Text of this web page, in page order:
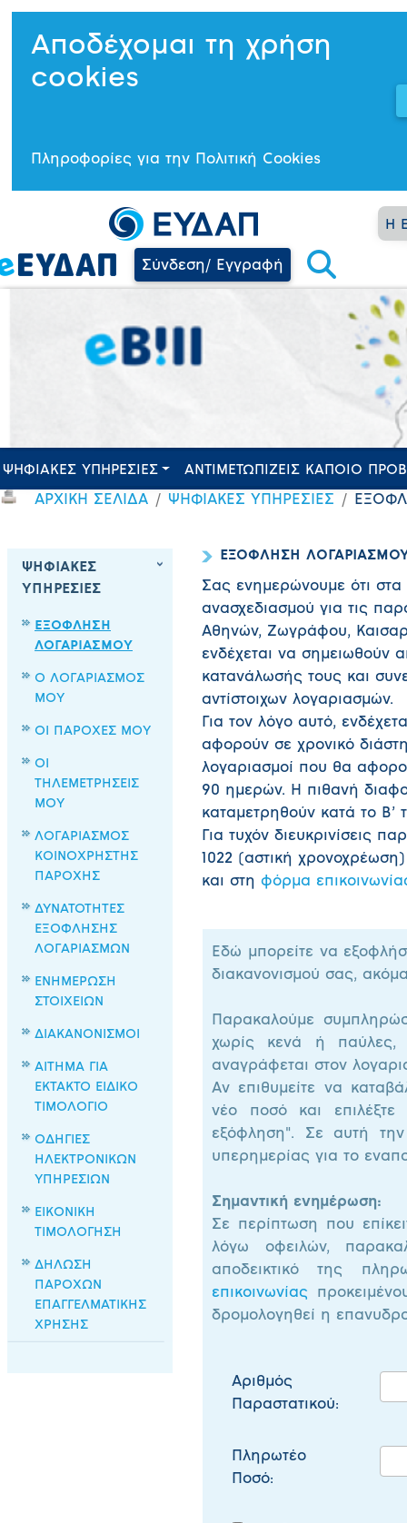
Αποδέχομαι τη χρήση
cookies
Πληροφορίες για την Πολιτική Cookies
Η
Σύνδεση/ Εγγραφή
ΨΗΦΙΑΚΕΣ ΥΠΗΡΕΣΙΕΣ ΑΝΤΙΜΕΤΩΠΙΖΕΙΣ ΚΑΠΟΙΟ
ΑΡΧΙΚΗ ΣΕΛΙΔΑ ΨΗΦΙΑΚΕΣ ΥΠΗΡΕΣΙΕΣ
ΨΗΦΙΑΚΕΣ
ΥΠΗΡΕΣΙΕΣ
ΕΞΟΦΛΗΣΗ
ΛΟΓΑΡΙΑΣΜΟΥ
Ο ΛΟΓΑΡΙΑΣΜΟΣ
ΜΟΥ
ΟΙ ΠΑΡΟΧΕΣ ΜΟΥ
ΟΙ
ΤΗΛΕΜΕΤΡΗΣΕΙΣ
ΜΟΥ
ΛΟΓΑΡΙΑΣΜΟΣ
ΚΟΙΝΟΧΡΗΣΤΗΣ
ΠΑΡΟΧΗΣ
ΔΥΝΑΤΟΤΗΤΕΣ
ΕΞΟΦΛΗΣΗΣ
ΛΟΓΑΡΙΑΣΜΩΝ
ΕΝΗΜΕΡΩΣΗ
ΣΤΟΙΧΕΙΩΝ
ΔΙΑΚΑΝΟΝΙΣΜΟΙ
ΑΙΤΗΜΑ ΓΙΑ
ΕΚΤΑΚΤΟ ΕΙΔΙΚΟ
ΤΙΜΟΛΟΓΙΟ
ΟΔΗΓΙΕΣ
ΗΛΕΚΤΡΟΝΙΚΩΝ
ΥΠΗΡΕΣΙΩΝ
ΕΙΚΟΝΙΚΗ
ΤΙΜΟΛΟΓΗΣΗ
ΔΗΛΩΣΗ
ΠΑΡΟΧΩΝ
ΕΠΑΓΓΕΛΜΑΤΙΚΗΣ
ΧΡΗΣΗΣ
ΕΞΟΦΛΗΣΗ
Σας ενημερώνουμε ότι στα
ανασχεδιασμού για τις
Αθηνών, Ζωγράφου,
ενδέχεται να σημειωθούν
κατανάλωσής τους και
αντίστοιχων λογαριασμών.
Για τον λόγο αυτό,
αφορούν σε χρονικό
λογαριασμοί που θα
90 ημερών. Η πιθανή
καταμετρηθούν κατά το Β’
Για τυχόν διευκρινίσεις
1022 (αστική
και στη φόρμα
Εδώ μπορείτε να
διακανονισμού σας,
Παρακαλούμε
χωρίς κενά ή
αναγράφεται στον
Αν επιθυμείτε να
νέο ποσό και
εξόφληση". Σε αυτή την
υπερημερίας για το
Σημαντική ενημέρωση:
Σε περίπτωση που
λόγω οφειλών,
αποδεικτικό της
επικοινωνίας
δρομολογηθεί η
Αριθμός
Παραστατικού:
Πληρωτέο
Ποσό: